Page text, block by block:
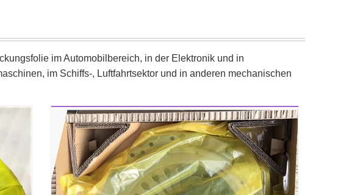
im Automobilbereich, in der Elektronik und in
im Schiffs-, Luftfahrtsektor und in anderen mechanischen